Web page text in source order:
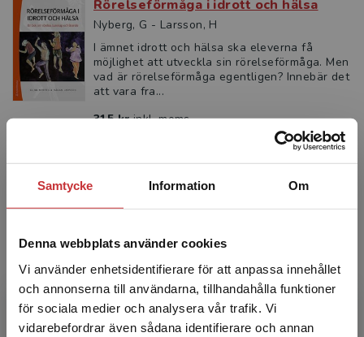
Samtycke Information Om
Denna webbplats använder cookies
Vi använder enhetsidentifierare för att anpassa innehållet
och annonserna till användarna, tillhandahålla funktioner
för sociala medier och analysera vår trafik. Vi
vidarebefordrar även sådana identifierare och annan
Begränsad fraktregion
Rörelseförmåga i idrott och hälsa
Nyberg, G - Larsson, H
I ämnet idrott och hälsa ska eleverna få
möjlighet att utveckla sin rörelse­förmåga. Men
vad är rörelseförmåga egentligen? Innebär det
att vara fra...
315 krinkl. moms